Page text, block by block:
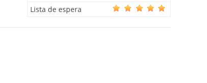
Lista de espera